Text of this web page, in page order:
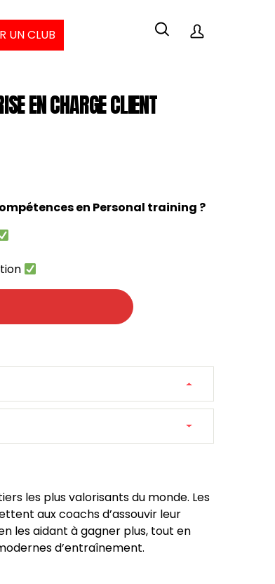
UN CLUB
EN CHARGE CLIENT
en Personal training ?
les plus valorisants du monde. Les
aux coachs d’assouvir leur
les aidant à gagner plus, tout en
d’entraînement.